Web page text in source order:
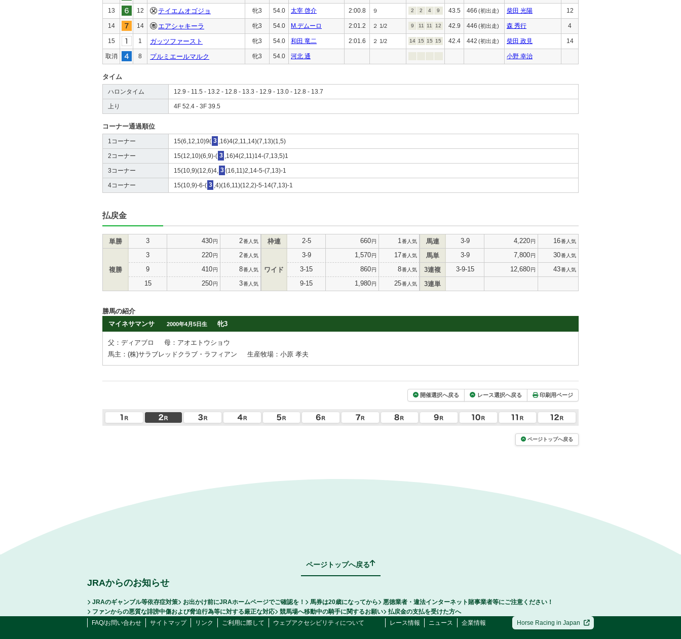
13 12 テイエムオゴジョ 牝3 54.0 太宰 啓介 2:00.8 ９ 2 2 4 9 43.5 466 (初出走) 柴田 光陽 12
14 14 エアシャキーラ 牝3 54.0 M.デムーロ 2:01.2 ２ 1/2 9 11 11 12 42.9 446 (初出走) 森 秀行 4
15 1 ガッツファースト 牝3 54.0 和田 竜二 2:01.6 ２ 1/2 14 15 15 15 42.4 442 (初出走) 柴田 政見 14
取消 8 プルミエールマルク 牝3 54.0 河北 通 小野 幸治
タイム
ハロンタイム 12.9 - 11.5 - 13.2 - 12.8 - 13.3 - 12.9 - 13.0 - 12.8 - 13.7
上り 4F 52.4 - 3F 39.5
コーナー通過順位
1コーナー 15(6,12,10)9( 3 ,16)4(2,11,14)(7,13)(1,5)
2コーナー 15(12,10)(6,9)-( 3 ,16)4(2,11)14-(7,13,5)1
3コーナー 15(10,9)(12,6)4, 3 (16,11)2,14-5-(7,13)-1
4コーナー 15(10,9)-6-( 3 ,4)(16,11)(12,2)-5-14(7,13)-1
払戻金
単勝 3 430円 2番人気
複勝
3 220円 2番人気
9 410円 8番人気
15 250円 3番人気
枠連 2-5 660円 1 番人気
ワイド
3-9 1,570円 17番人気
3-15 860円 8番人気
9-15 1,980円 25番人気
馬連 3-9 4,220円 16番人気
馬単 3-9 7,800円 30番人気
3連複 3-9-15 12,680円 43番人気
3連単
勝馬の紹介
マイネサマンサ
2000年4月5日生 牝3
父：ディアブロ
母：アオエトウショウ
馬主：(株)サラブレッドクラブ・ラフィアン
生産牧場：小原 孝夫
開催選択へ戻る レース選択へ戻る 印刷用ページ
ページトップへ戻る
ページトップへ戻る
JRAからのお知らせ
JRAのギャンブル等依存症対策 お出かけ前にJRAホームページでご確認を！ 馬券は20歳になってから
悪徳業者・違法インターネット賭事業者等にご注意ください！
ファンからの悪質な誹謗中傷および脅迫行為等に対する厳正な対応
競馬場へ移動中の騎手に関するお願い
払戻金の支払を受けた方へ
FAQ/お問い合わせ
サイトマップ リンク ご利用に際して ウェブアクセシビリティについて レース情報 ニュース 企業情報 Horse Racing in Japan